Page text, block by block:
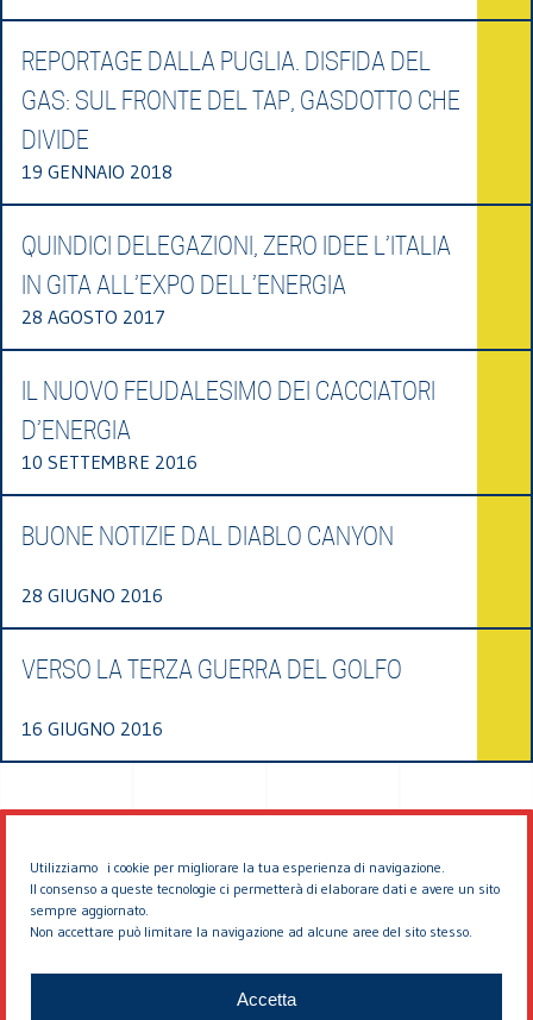
Utilizziamo i cookie per migliorare la tua esperienza di navigazione.
Il consenso a queste tecnologie ci permetterà di elaborare dati e avere un sito
sempre aggiornato.
Non accettare può limitare la navigazione ad alcune aree del sito stesso.
Accetta
REPORTAGE DALLA PUGLIA. DISFIDA DEL
GAS: SUL FRONTE DEL TAP, GASDOTTO CHE
DIVIDE
19 GENNAIO 2018
QUINDICI DELEGAZIONI, ZERO IDEE L’ITALIA
IN GITA ALL’EXPO DELL’ENERGIA
28 AGOSTO 2017
IL NUOVO FEUDALESIMO DEI CACCIATORI
D’ENERGIA
10 SETTEMBRE 2016
BUONE NOTIZIE DAL DIABLO CANYON
28 GIUGNO 2016
VERSO LA TERZA GUERRA DEL GOLFO
16 GIUGNO 2016
© 2026 EDDYBURG